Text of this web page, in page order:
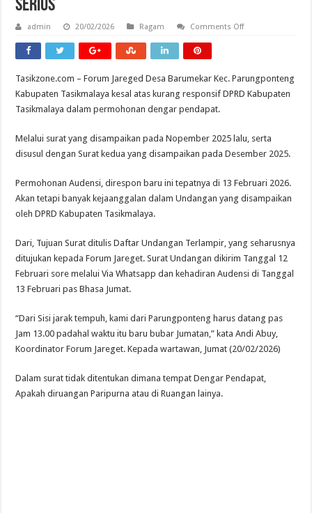
Serius
admin 20/02/2026 Ragam Comments Offon
Audiensi
Soal
Dugaan
Serius
Tasikzone.com – Forum Jareged Desa Barumekar Kec. Parungponteng
Kabupaten Tasikmalaya kesal atas kurang responsif DPRD Kabupaten
Tasikmalaya dalam permohonan dengar pendapat.
Melalui surat yang disampaikan pada Nopember 2025 lalu, serta
disusul dengan Surat kedua yang disampaikan pada Desember 2025.
Permohonan Audensi, direspon baru ini tepatnya di 13 Februari 2026.
Akan tetapi banyak kejaanggalan dalam Undangan yang disampaikan
oleh DPRD Kabupaten Tasikmalaya.
Dari, Tujuan Surat ditulis Daftar Undangan Terlampir, yang seharusnya
ditujukan kepada Forum Jareget. Surat Undangan dikirim Tanggal 12
Februari sore melalui Via Whatsapp dan kehadiran Audensi di Tanggal
13 Februari pas Bhasa Jumat.
“Dari Sisi jarak tempuh, kami dari Parungponteng harus datang pas
Jam 13.00 padahal waktu itu baru bubar Jumatan,” kata Andi Abuy,
Koordinator Forum Jareget. Kepada wartawan, Jumat (20/02/2026)
Dalam surat tidak ditentukan dimana tempat Dengar Pendapat,
Apakah diruangan Paripurna atau di Ruangan lainya.